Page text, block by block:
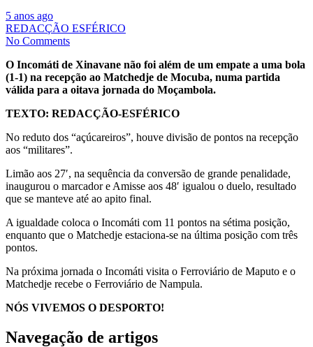
5 anos ago
REDACÇÃO ESFÉRICO
No Comments
O Incomáti de Xinavane não foi além de um empate a uma bola
(1-1) na recepção ao Matchedje de Mocuba, numa partida
válida para a oitava jornada do Moçambola.
TEXTO: REDACÇÃO-ESFÉRICO
No reduto dos “açúcareiros”, houve divisão de pontos na recepção
aos “militares”.
Limão aos 27′, na sequência da conversão de grande penalidade,
inaugurou o marcador e Amisse aos 48′ igualou o duelo, resultado
que se manteve até ao apito final.
A igualdade coloca o Incomáti com 11 pontos na sétima posição,
enquanto que o Matchedje estaciona-se na última posição com três
pontos.
Na próxima jornada o Incomáti visita o Ferroviário de Maputo e o
Matchedje recebe o Ferroviário de Nampula.
NÓS VIVEMOS O DESPORTO!
Navegação de artigos